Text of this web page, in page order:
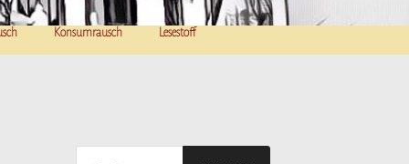
Konsumrausch Lesestoff